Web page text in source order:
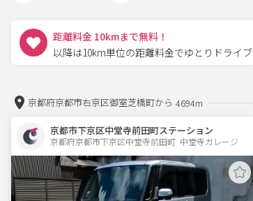
距離料金 10kmまで無料！
以降は10km単位の距離料金でゆとりドライブ
京都府京都市右京区御室芝橋町から 4694m
京都市下京区中堂寺前田町ステーション
京都府京都市下京区中堂寺前田町  中堂寺ガレージ